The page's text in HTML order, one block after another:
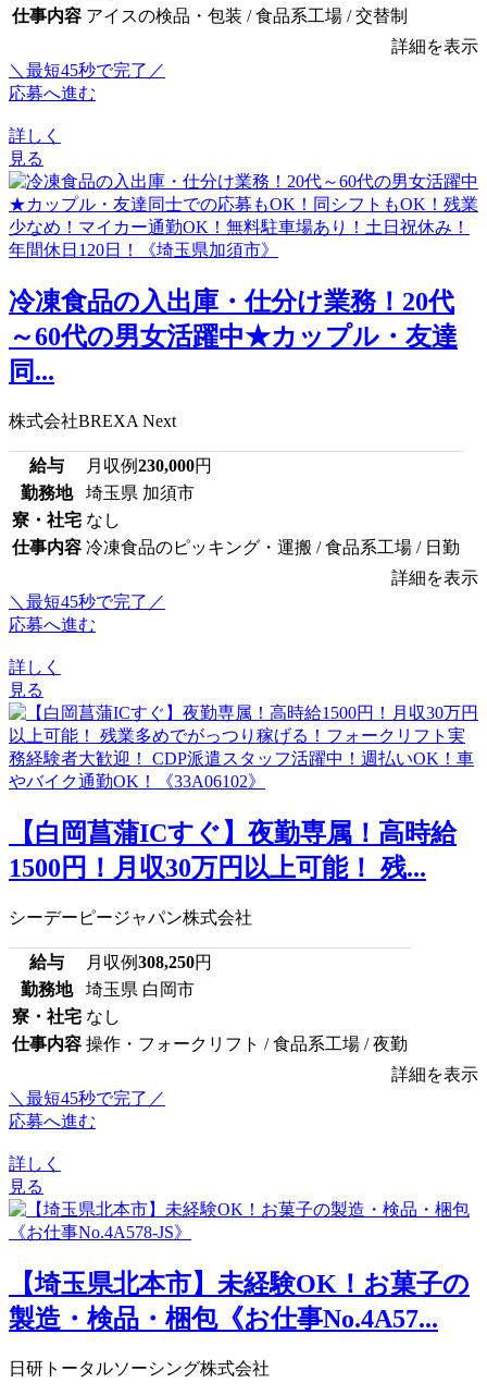
仕事内容 アイスの検品・包装 / 食品系工場 / 交替制
詳細を表示
＼最短45秒で完了／
応募へ進む
詳しく
見る
冷凍食品の入出庫・仕分け業務！20代
～60代の男女活躍中★カップル・友達
同...
株式会社BREXA Next
給与 月収例230,000円
勤務地
埼玉県 加須市
寮・社宅 なし
仕事内容 冷凍食品のピッキング・運搬 / 食品系工場 / 日勤
詳細を表示
＼最短45秒で完了／
応募へ進む
詳しく
見る
【白岡菖蒲ICすぐ】夜勤専属！高時給
1500円！月収30万円以上可能！ 残...
シーデーピージャパン株式会社
給与 月収例308,250円
勤務地
埼玉県 白岡市
寮・社宅 なし
仕事内容 操作・フォークリフト / 食品系工場 / 夜勤
詳細を表示
＼最短45秒で完了／
応募へ進む
詳しく
見る
【埼玉県北本市】未経験OK！お菓子の
製造・検品・梱包《お仕事No.4A57...
日研トータルソーシング株式会社